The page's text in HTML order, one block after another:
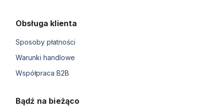
Obsługa klienta
Sposoby płatności
Warunki handlowe
Współpraca B2B
Bądź na bieżąco